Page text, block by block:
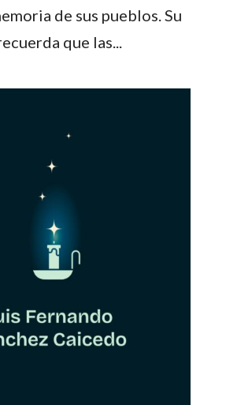
de sus pueblos. Su
que las...